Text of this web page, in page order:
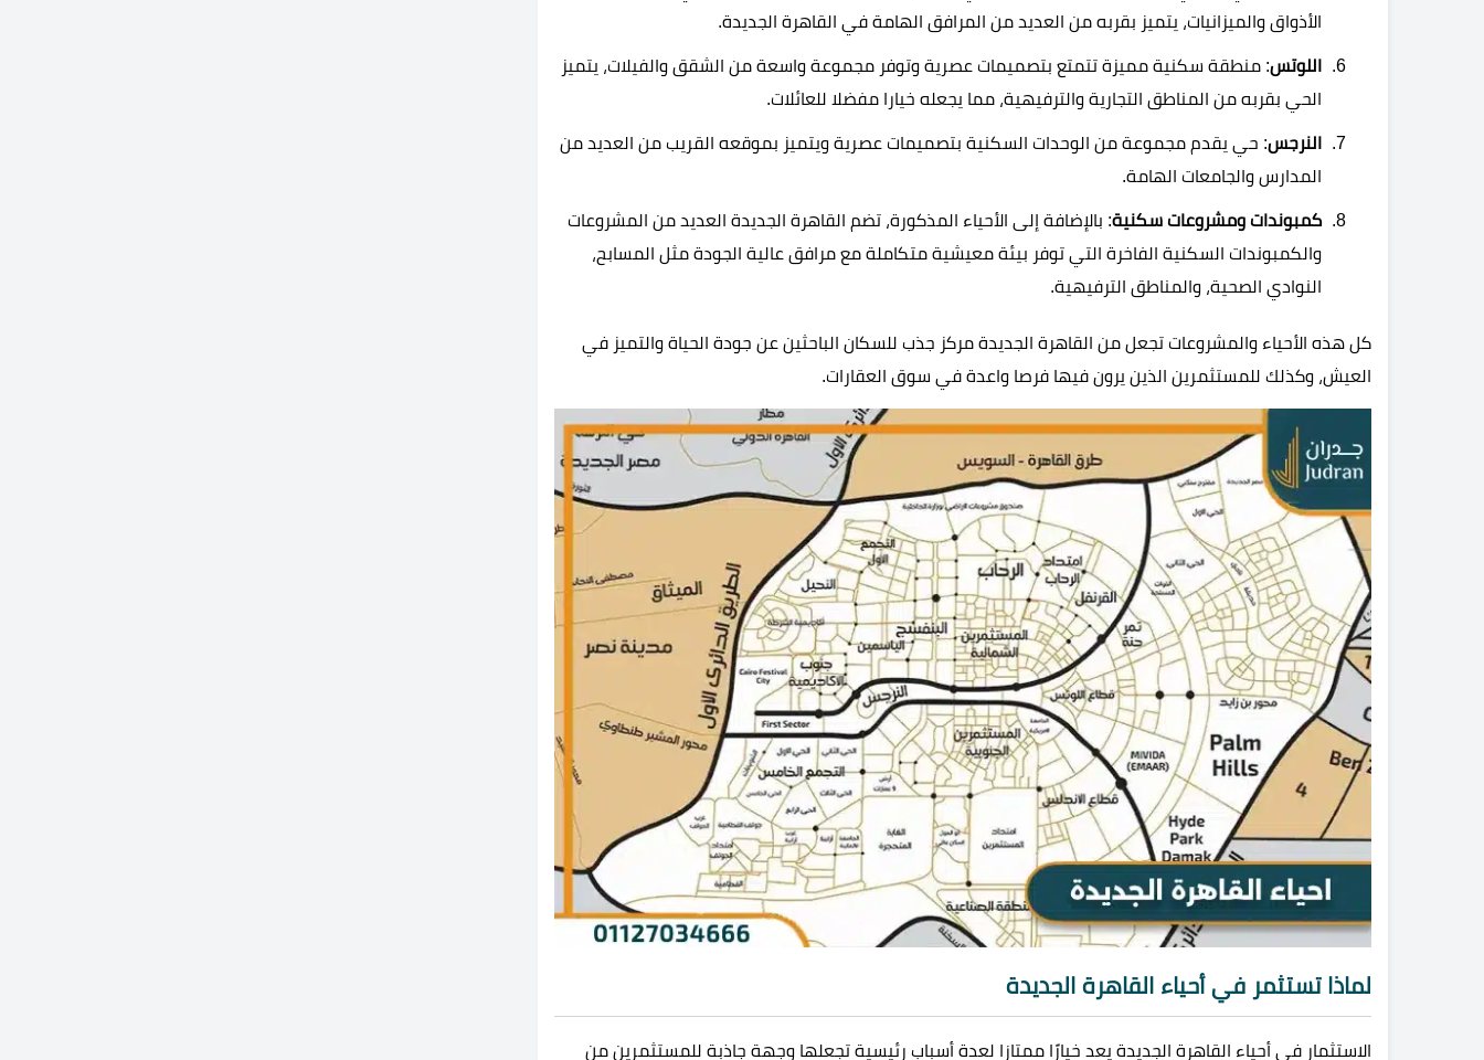
الأذواق والميزانيات، يتميز بقربه من العديد من المرافق الهامة في القاهرة الجديدة.
اللوتس: منطقة سكنية مميزة تتمتع بتصميمات عصرية وتوفر مجموعة واسعة من الشقق والفيلات، يتميز
الحي بقربه من المناطق التجارية والترفيهية، مما يجعله خيارا مفضلا للعائلات.
النرجس: حي يقدم مجموعة من الوحدات السكنية بتصميمات عصرية ويتميز بموقعه القريب من العديد من
المدارس والجامعات الهامة.
كمبوندات ومشروعات سكنية: بالإضافة إلى الأحياء المذكورة، تضم القاهرة الجديدة العديد من المشروعات
والكمبوندات السكنية الفاخرة التي توفر بيئة معيشية متكاملة مع مرافق عالية الجودة مثل المسابح،
النوادي الصحية، والمناطق الترفيهية.
كل هذه الأحياء والمشروعات تجعل من القاهرة الجديدة مركز جذب للسكان الباحثين عن جودة الحياة والتميز في
العيش، وكذلك للمستثمرين الذين يرون فيها فرصا واعدة في سوق العقارات.
لماذا تستثمر في أحياء القاهرة الجديدة
الاستثمار في أحياء القاهرة الجديدة يعد خيارًا ممتازا لعدة أسباب رئيسية تجعلها وجهة جاذبة للمستثمرين من